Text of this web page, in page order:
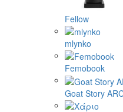
Fellow
mlynko
Femobook
Goat Story